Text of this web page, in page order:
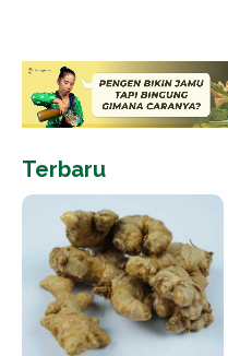
Terbaru